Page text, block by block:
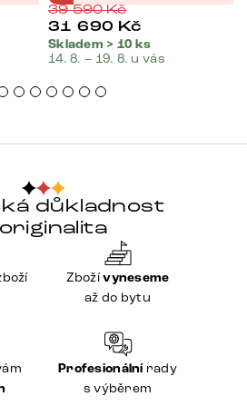
39 590Kč
31 690 Kč
Skladem > 10 ks
14. 8. – 19. 8. u vás
důkladnost
Zbožívyneseme
až do bytu
Profesionálnírady
s výběrem